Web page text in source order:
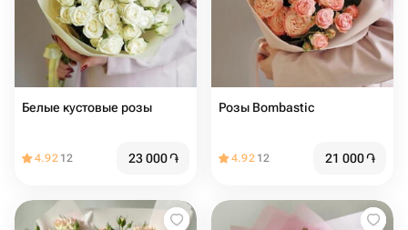
Белые кустовые розы
4.92 12 23 000֏
Розы Bombastic
4.92 12 21 000֏